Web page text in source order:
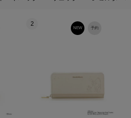
2
予約
NEW